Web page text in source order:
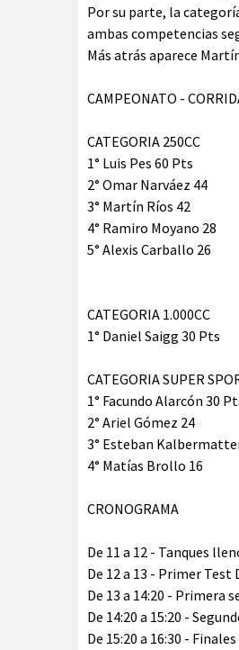
Por su parte, la
ambas competencias
Más atrás aparece
CAMPEONATO -
CATEGORIA 250CC
1° Luis Pes 60 Pts
2° Omar Narváez 44
3° Martín Ríos 42
4° Ramiro Moyano 28
5° Alexis Carballo 26
CATEGORIA 1.000CC
1° Daniel Saigg 30 Pts
CATEGORIA SUPER
1° Facundo Alarcón 30
2° Ariel Gómez 24
3° Esteban
4° Matías Brollo 16
CRONOGRAMA
De 11 a 12 - Tanques
De 12 a 13 - Primer Test
De 13 a 14:20 - Primera
De 14:20 a 15:20 -
De 15:20 a 16:30 -